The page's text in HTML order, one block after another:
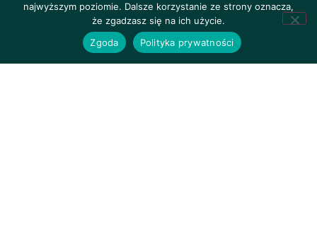
najwyższym poziomie. Dalsze korzystanie ze strony oznacza,
że zgadzasz się na ich użycie.
Zgoda
Polityka prywatności